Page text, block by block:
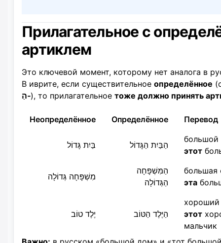
Прилагательное с
артиклем
Это ключевой момент, которому нет аналога в
В иврите, если существительное определённое
הַ‑), то прилагательное тоже должно принять
Неопределённое Определённое Перевод
בַּיִת גָּדוֹל הַבַּיִת הַגָּדוֹל
этот
מִשְׁפָּחָה גְּדוֹלָה
הַמִּשְׁפָּחָה
הַגְּדוֹלָה
эта
יֶלֶד טוֹב הַיֶּלֶד הַטּוֹב
этот
мальчик